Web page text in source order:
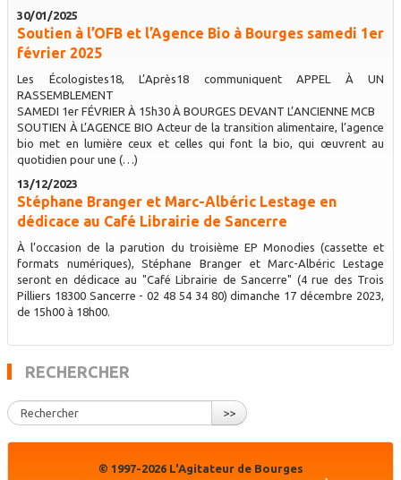
30/01/2025
Soutien à l’OFB et l’Agence Bio à Bourges samedi 1er
février 2025
Les Écologistes18, L’Après18 communiquent APPEL À UN
RASSEMBLEMENT
SAMEDI 1er FÉVRIER À 15h30 À BOURGES DEVANT L’ANCIENNE MCB
SOUTIEN À L’AGENCE BIO Acteur de la transition alimentaire, l’agence
bio met en lumière ceux et celles qui font la bio, qui œuvrent au
quotidien pour une (…)
13/12/2023
Stéphane Branger et Marc-Albéric Lestage en
dédicace au Café Librairie de Sancerre
À l’occasion de la parution du troisième EP Monodies (cassette et
formats numériques), Stéphane Branger et Marc-Albéric Lestage
seront en dédicace au "Café Librairie de Sancerre" (4 rue des Trois
Pilliers 18300 Sancerre - 02 48 54 34 80) dimanche 17 décembre 2023,
de 15h00 à 18h00.
RECHERCHER
>>
© 1997-2026 L'Agitateur de Bourges